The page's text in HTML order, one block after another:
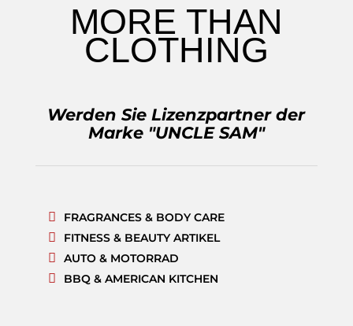
MORE THAN
CLOTHING
Werden Sie Lizenzpartner der
Marke "UNCLE SAM"
FRAGRANCES & BODY CARE
FITNESS & BEAUTY ARTIKEL
AUTO & MOTORRAD
BBQ & AMERICAN KITCHEN